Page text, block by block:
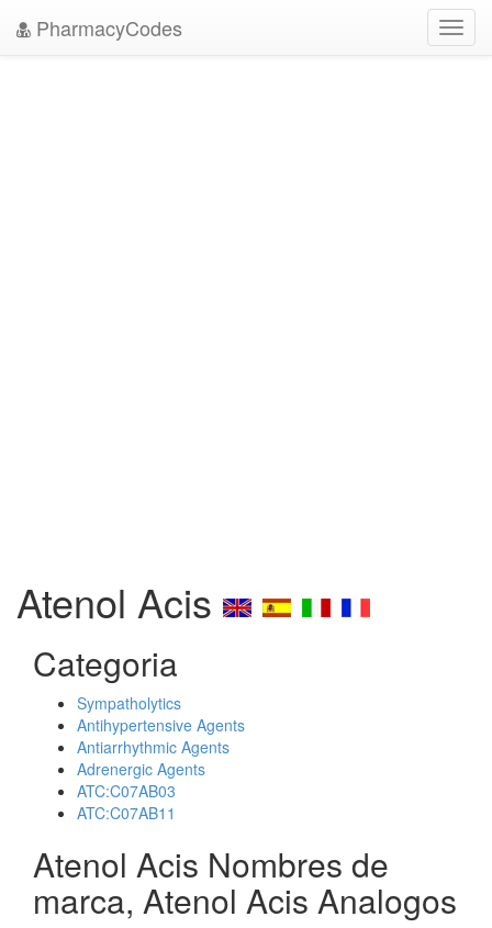
PharmacyCodes
Atenol Acis
Categoria
Sympatholytics
Antihypertensive Agents
Antiarrhythmic Agents
Adrenergic Agents
ATC:C07AB03
ATC:C07AB11
Atenol Acis Nombres de
marca, Atenol Acis Analogos